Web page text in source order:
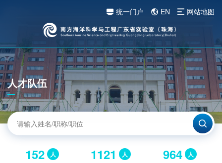
统一门户 EN 网站地图
人才队伍
152 人 1121 人 964 人